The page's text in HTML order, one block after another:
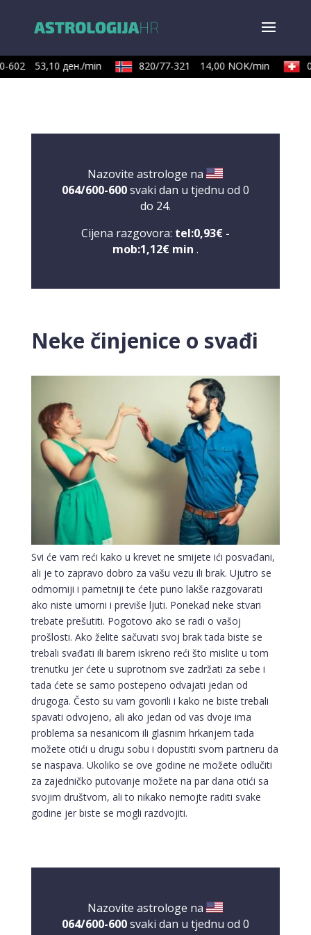
53,10 ден./min 820/77-321 14,00 NOK/min
Nazovite astrologe na
064/600-600svaki dan u tjednu od 0
do 24.
Cijena razgovora: tel:0,93€ -
mob:1,12€ min .
Neke činjenice o svađi
Svi će vam reći kako u krevet ne smijete ići posvađani,
ali je to zapravo dobro za vašu vezu ili brak. Ujutro se
odmorniji i pametniji te ćete puno lakše razgovarati
ako niste umorni i previše ljuti. Ponekad neke stvari
trebate prešutiti. Pogotovo ako se radi o vašoj
prošlosti. Ako želite sačuvati svoj brak tada biste se
trebali svađati ili barem iskreno reći što mislite u tom
trenutku jer ćete u suprotnom sve zadržati za sebe i
tada ćete se samo postepeno odvajati jedan od
drugoga. Često su vam govorili i kako ne biste trebali
spavati odvojeno, ali ako jedan od vas dvoje ima
problema sa nesanicom ili glasnim hrkanjem tada
možete otići u drugu sobu i dopustiti svom partneru da
se naspava. Ukoliko se ove godine ne možete odlučiti
za zajedničko putovanje možete na par dana otići sa
svojim društvom, ali to nikako nemojte raditi svake
godine jer biste se mogli razdvojiti.
Nazovite astrologe na
064/600-600svaki dan u tjednu od 0
ELA/ Kod 151
Broj tel: 064/600-600